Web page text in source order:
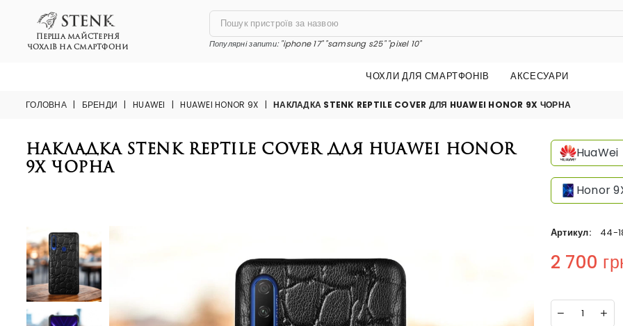
ПЕРША МАЙСТЕРНЯ
ЧОХЛІВ НА СМАРТФОНИ
Популярні запити:"iphone 17" "samsung s25" "pixel 10"
ЧОХЛИ ДЛЯ СМАРТФОНІВ АКСЕСУАРИ
ГОЛОВНА | БРЕНДИ | HUAWEI | HUAWEI HONOR 9X | НАКЛАДКА STENK REPTILE COVER ДЛЯ HUAWEI HONOR 9X ЧОРНА
Накладка Stenk Reptile Cover для HuaWei Honor
9X Чорна
HuaWei
Honor
Артикул: 44-
Regular price
2 700